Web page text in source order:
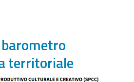
territoriale